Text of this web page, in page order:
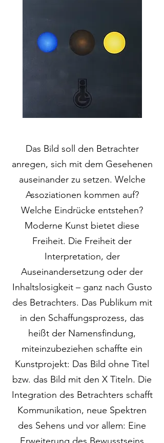
Das Bild soll den Betrachter
anregen, sich mit dem Gesehenen
auseinander zu setzen. Welche
Assoziationen kommen auf?
Welche Eindrücke entstehen?
Moderne Kunst bietet diese
Freiheit. Die Freiheit der
Interpretation, der
Auseinandersetzung oder der
Inhaltslosigkeit – ganz nach Gusto
des Betrachters. Das Publikum mit
in den Schaffungsprozess, das
heißt der Namensfindung,
miteinzubeziehen schaffte ein
Kunstprojekt: Das Bild ohne Titel
bzw. das Bild mit den X Titeln. Die
Integration des Betrachters schafft
Kommunikation, neue Spektren
des Sehens und vor allem: Eine